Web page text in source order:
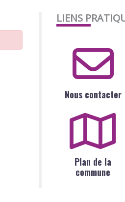
LIENS
Nous contacter
Plan de la
commune